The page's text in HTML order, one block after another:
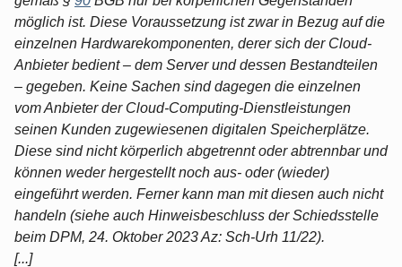
möglich ist. Diese Voraussetzung ist zwar in Bezug auf die
einzelnen Hardwarekomponenten, derer sich der Cloud-
Anbieter bedient – dem Server und dessen Bestandteilen
– gegeben. Keine Sachen sind dagegen die einzelnen
vom Anbieter der Cloud-Computing-Dienstleistungen
seinen Kunden zugewiesenen digitalen Speicherplätze.
Diese sind nicht körperlich abgetrennt oder abtrennbar und
können weder hergestellt noch aus- oder (wieder)
eingeführt werden. Ferner kann man mit diesen auch nicht
handeln (siehe auch Hinweisbeschluss der Schiedsstelle
beim DPM, 24. Oktober 2023 Az: Sch-Urh 11/22).
[...]